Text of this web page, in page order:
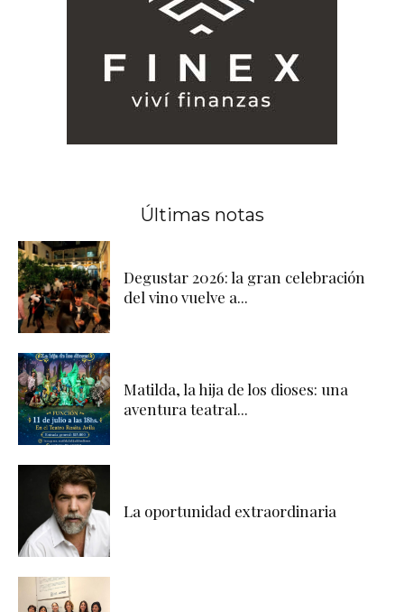
Últimas notas
Degustar 2026: la gran celebración
del vino vuelve a...
Matilda, la hija de los dioses: una
aventura teatral...
La oportunidad extraordinaria